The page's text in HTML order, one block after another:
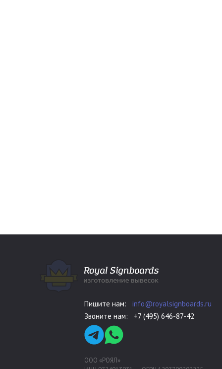
Пишите нам: info@royalsignboards.ru
Звоните нам: +7 (495) 646-87-42
ООО «РОЯЛ»